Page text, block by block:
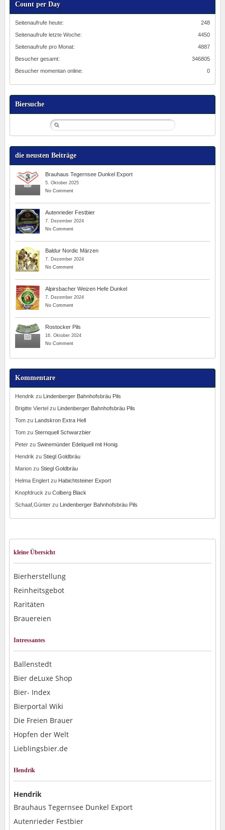
Count per Day
248
Seitenaufrufe heute:
4450
Seitenaufrufe letzte Woche:
4887
Seitenaufrufe pro Monat:
346805
Besucher gesamt:
0
Besucher momentan online:
Biersuche
die neusten Beiträge
Brauhaus Tegernsee Dunkel Export
5. Oktober 2025
No Comment
Autenrieder Festbier
7. Dezember 2024
No Comment
Baldur Nordic Märzen
7. Dezember 2024
No Comment
Alpirsbacher Weizen Hefe Dunkel
7. Dezember 2024
No Comment
Rostocker Pils
16. Oktober 2024
No Comment
Kommentare
Hendrik zu
Lindenberger Bahnhofsbräu Pils
Brigitte Viertel zu
Lindenberger Bahnhofsbräu Pils
Tomzu
Landskron Extra Hell
Tomzu Sternquell Schwarzbier
Peterzu Swinemünder Edelquell mit Honig
Hendrik zu Stiegl Goldbräu
Marionzu Stiegl Goldbräu
Helma Englertzu Habichtsteiner Export
Knopfdruck zu Colberg Black
Schaaf,Günterzu Lindenberger Bahnhofsbräu Pils
kleine Übersicht
Bierherstellung
Reinheitsgebot
Raritäten
Brauereien
Intressantes
Ballenstedt
Bier deLuxe Shop
Bier- Index
Bierportal Wiki
Die Freien Brauer
Hopfen der Welt
Lieblingsbier.de
Hendrik
Hendrik
Brauhaus Tegernsee Dunkel Export
Autenrieder Festbier